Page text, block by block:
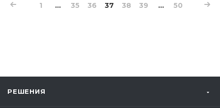
1 ... 35 36 37 38 39 ... 50
РЕШЕНИЯ